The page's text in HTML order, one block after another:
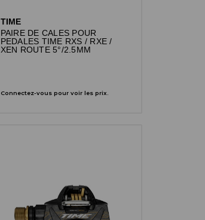
TIME
PAIRE DE CALES POUR
PEDALES TIME RXS / RXE /
XEN ROUTE 5°/2.5MM
Connectez-vous pour voir les prix.